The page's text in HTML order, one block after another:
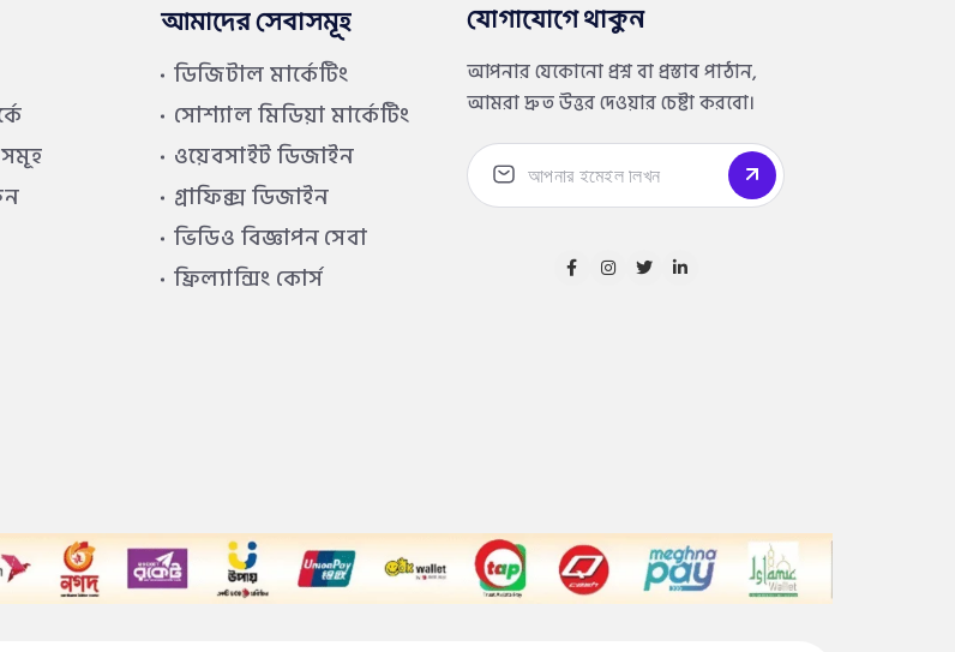
আমাদের সেবাসমূহ
ডিজিটাল মার্কেটিং
সোশ্যাল মিডিয়া মার্কেটিং
ওয়েবসাইট ডিজাইন
গ্রাফিক্স ডিজাইন
ভিডিও বিজ্ঞাপন সেবা
ফ্রিল্যান্সিং কোর্স
যোগাযোগে থাকুন
আপনার যেকোনো প্রশ্ন বা প্রস্তাব পাঠান,
আমরা দ্রুত উত্তর দেওয়ার চেষ্টা করবো।